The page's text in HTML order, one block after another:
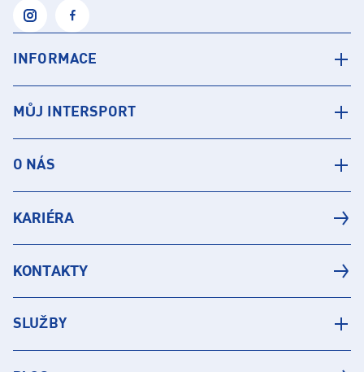
INFORMACE
MŮJ INTERSPORT
O NÁS
KARIÉRA
KONTAKTY
SLUŽBY